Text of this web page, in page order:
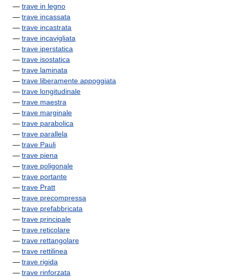
— trave in legno
— trave incassata
— trave incastrata
— trave incavigliata
— trave iperstatica
— trave isostatica
— trave laminata
— trave liberamente appoggiata
— trave longitudinale
— trave maestra
— trave marginale
— trave parabolica
— trave parallela
— trave Pauli
— trave piena
— trave poligonale
— trave portante
— trave Pratt
— trave precompressa
— trave prefabbricata
— trave principale
— trave reticolare
— trave rettangolare
— trave rettilinea
— trave rigida
— trave rinforzata